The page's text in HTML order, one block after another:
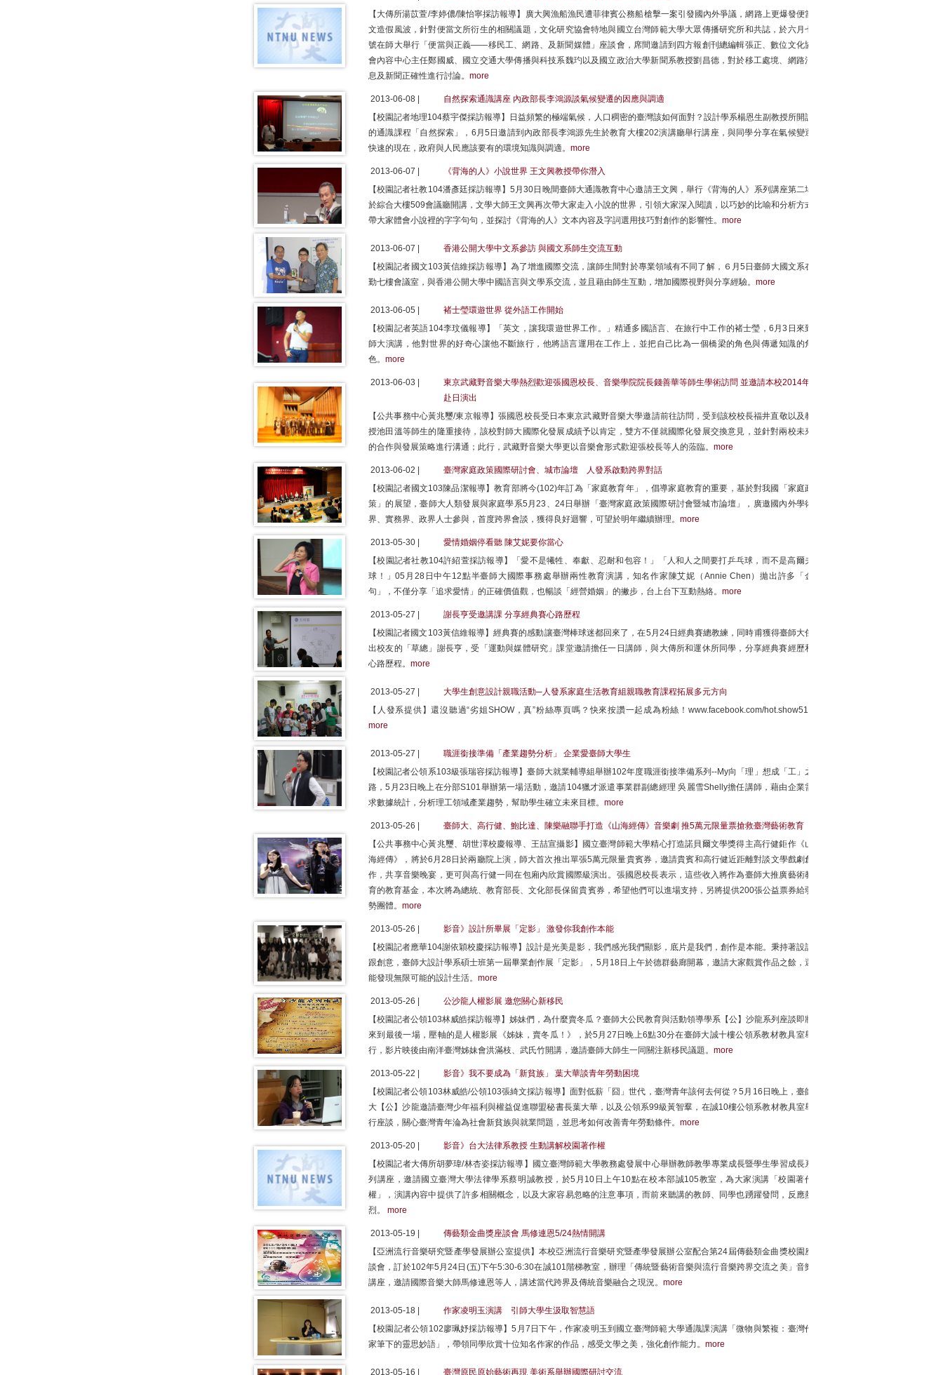
【大傳所湯苡萱/李婷儂/陳怡寧採訪報導】廣大興漁船漁民遭菲律賓公務船槍擊一案引發國內外爭議，網路上更爆發便當
文造假風波，針對便當文所衍生的相關議題，文化研究協會特地與國立台灣師範大學大眾傳播研究所和共誌，於六月七
號在師大舉行「便當與正義——移民工、網路、及新聞媒體」座談會，席間邀請到四方報創刊總編輯張正、數位文化協
會內容中心主任鄭國威、國立交通大學傳播與科技系魏玓以及國立政治大學新聞系教授劉昌德，對於移工處境、網路消
息及新聞正確性進行討論。 more
2013-06-08 |
自然探索通識講座 內政部長李鴻源談氣候變遷的因應與調適
【校園記者地理104蔡宇傑採訪報導】日益頻繁的極端氣候，人口稠密的臺灣該如何面對？設計學系楊恩生副教授所開設
的通識課程「自然探索」，6月5日邀請到內政部長李鴻源先生於教育大樓202演講廳舉行講座，與同學分享在氣候變遷
快速的現在，政府與人民應該要有的環境知識與調適。 more
2013-06-07 |
《背海的人》小說世界 王文興教授帶你潛入
【校園記者社教104潘彥廷採訪報導】5月30日晚間臺師大通識教育中心邀請王文興，舉行《背海的人》系列講座第二場
於綜合大樓509會議廳開講，文學大師王文興再次帶大家走入小說的世界，引領大家深入閱讀，以巧妙的比喻和分析方式
帶大家體會小說裡的字字句句，並探討《背海的人》文本內容及字詞選用技巧對創作的影響性。 more
2013-06-07 |
香港公開大學中文系參訪 與國文系師生交流互動
【校園記者國文103黃信維採訪報導】為了增進國際交流，讓師生間對於專業領域有不同了解，６月5日臺師大國文系在
勤七樓會議室，與香港公開大學中國語言與文學系交流，並且藉由師生互動，增加國際視野與分享經驗。 more
2013-06-05 |
褚士瑩環遊世界 從外語工作開始
【校園記者英語104李玟儀報導】「英文，讓我環遊世界工作。」精通多國語言、在旅行中工作的褚士瑩，6月3日來到
師大演講，他對世界的好奇心讓他不斷旅行，他將語言運用在工作上，並把自己比為一個橋梁的角色與傳遞知識的角
色。 more
2013-06-03 |
東京武藏野音樂大學熱烈歡迎張國恩校長、音樂學院院長錢善華等師生學術訪問 並邀請本校2014年
赴日演出
【公共事務中心黃兆璽/東京報導】張國恩校長受日本東京武藏野音樂大學邀請前往訪問，受到該校校長福井直敬以及教
授池田溫等師生的隆重接待，該校對師大國際化發展成績予以肯定，雙方不僅就國際化發展交換意見，並針對兩校未來
的合作與發展策略進行溝通；此行，武藏野音樂大學更以音樂會形式歡迎張校長等人的蒞臨。 more
2013-06-02 |
臺灣家庭政策國際研討會、城市論壇 人發系啟動跨界對話
【校園記者國文103陳品潔報導】教育部將今(102)年訂為「家庭教育年」，倡導家庭教育的重要，基於對我國「家庭政
策」的展望，臺師大人類發展與家庭學系5月23、24日舉辦「臺灣家庭政策國際研討會暨城市論壇」，廣邀國內外學術
界、實務界、政界人士參與，首度跨界會談，獲得良好迴響，可望於明年繼續辦理。 more
2013-05-30 |
愛情婚姻停看聽 陳艾妮要你當心
【校園記者社教104許紹萱採訪報導】「愛不是犧牲、奉獻、忍耐和包容！」「人和人之間要打乒乓球，而不是高爾夫
球！」05月28日中午12點半臺師大國際事務處舉辦兩性教育演講，知名作家陳艾妮（Annie Chen）拋出許多「金
句」，不僅分享「追求愛情」的正確價值觀，也暢談「經營婚姻」的撇步，台上台下互動熱絡。 more
2013-05-27 |
謝長亨受邀講課 分享經典賽心路歷程
【校園記者國文103黃信維報導】經典賽的感動讓臺灣棒球迷都回來了，在5月24日經典賽總教練，同時甫獲得臺師大傑
出校友的「草總」謝長亨，受「運動與媒體研究」課堂邀請擔任一日講師，與大傳所和運休所同學，分享經典賽經歷和
心路歷程。 more
2013-05-27 |
大學生創意設計親職活動─人發系家庭生活教育組親職教育課程拓展多元方向
【人發系提供】還沒聽過“劣姐SHOW，真”粉絲專頁嗎？快來按讚一起成為粉絲！www.facebook.com/hot.show515
more
2013-05-27 |
職涯銜接準備「產業趨勢分析」 企業愛臺師大學生
【校園記者公領系103級張瑞容採訪報導】臺師大就業輔導組舉辦102年度職涯銜接準備系列--My向「理」想成「工」之
路，5月23日晚上在分部S101舉辦第一場活動，邀請104獵才派遣事業群副總經理 吳麗雪Shelly擔任講師，藉由企業需
求數據統計，分析理工領域產業趨勢，幫助學生確立未來目標。 more
2013-05-26 |
臺師大、高行健、鮑比達、陳樂融聯手打造《山海經傳》音樂劇 推5萬元限量票搶救臺灣藝術教育
【公共事務中心黃兆璽、胡世澤校慶報導、王喆宣攝影】國立臺灣師範大學精心打造諾貝爾文學獎得主高行健鉅作《山
海經傳》，將於6月28日於兩廳院上演，師大首次推出單張5萬元限量貴賓券，邀請貴賓和高行健近距離對談文學戲劇創
作，共享音樂晚宴，更可與高行健一同在包廂內欣賞國際級演出。張國恩校長表示，這些收入將作為臺師大推廣藝術教
育的教育基金，本次將為總統、教育部長、文化部長保留貴賓券，希望他們可以進場支持，另將提供200張公益票券給弱
勢團體。 more
2013-05-26 |
影音》設計所畢展「定影」 激發你我創作本能
【校園記者應華104謝依穎校慶採訪報導】設計是光美是影，我們感光我們顯影，底片是我們，創作是本能。秉持著設計
跟創意，臺師大設計學系碩士班第一屆畢業創作展「定影」，5月18日上午於德群藝廊開幕，邀請大家觀賞作品之餘，還
能發現無限可能的設計生活。 more
2013-05-26 |
公沙龍人權影展 邀您關心新移民
【校園記者公領103林威皓採訪報導】姊妹們，為什麼賣冬瓜？臺師大公民教育與活動領導學系【公】沙龍系列座談即將
來到最後一場，壓軸的是人權影展《姊妹，賣冬瓜！》，於5月27日晚上6點30分在臺師大誠十樓公領系教材教具室舉
行，影片映後由南洋臺灣姊妹會洪滿枝、武氏竹開講，邀請臺師大師生一同關注新移民議題。 more
2013-05-22 |
影音》我不要成為「新貧族」 葉大華談青年勞動困境
【校園記者公領103林威皓/公領103張綺文採訪報導】面對低薪「囧」世代，臺灣青年該何去何從？5月16日晚上，臺師
大【公】沙龍邀請臺灣少年福利與權益促進聯盟秘書長葉大華，以及公領系99級黃智羣，在誠10樓公領系教材教具室舉
行座談，關心臺灣青年淪為社會新貧族與就業問題，並思考如何改善青年勞動條件。 more
2013-05-20 |
影音》台大法律系教授 生動講解校園著作權
【校園記者大傳所胡夢瑋/林杏姿採訪報導】國立臺灣師範大學教務處發展中心舉辦教師教學專業成長暨學生學習成長系
列講座，邀請國立臺灣大學法律學系蔡明誠教授，於5月10日上午10點在校本部誠105教室，為大家演講「校園著作
權」，演講內容中提供了許多相關概念，以及大家容易忽略的注意事項，而前來聽講的教師、同學也踴躍發問，反應熱
烈。 more
2013-05-19 |
傳藝類金曲獎座談會 馬修連恩5/24熱情開講
【亞洲流行音樂研究暨產學發展辦公室提供】本校亞洲流行音樂研究暨產學發展辦公室配合第24屆傳藝類金曲獎校園座
談會，訂於102年5月24日(五)下午5:30-6:30在誠101階梯教室，辦理「傳統暨藝術音樂與流行音樂跨界交流之美」音樂
講座，邀請國際音樂大師馬修連恩等人，講述當代跨界及傳統音樂融合之現況。 more
2013-05-18 |
作家凌明玉演講 引師大學生汲取智慧語
【校園記者公領102廖珮妤採訪報導】5月7日下午，作家凌明玉到國立臺灣師範大學通識課演講「微物與繁複：臺灣作
家筆下的靈思妙語」，帶領同學欣賞十位知名作家的作品，感受文學之美，強化創作能力。 more
2013-05-16 | 臺灣原民原始藝術再現 美術系舉辦國際研討交流